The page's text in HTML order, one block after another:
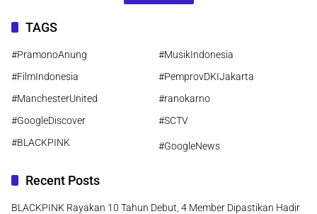
TAGS
#PramonoAnung
#MusikIndonesia
#FilmIndonesia
#PemprovDKIJakarta
#ManchesterUnited
#ranokarno
#GoogleDiscover
#SCTV
#BLACKPINK
#GoogleNews
Recent Posts
BLACKPINK Rayakan 10 Tahun Debut, 4 Member Dipastikan Hadir